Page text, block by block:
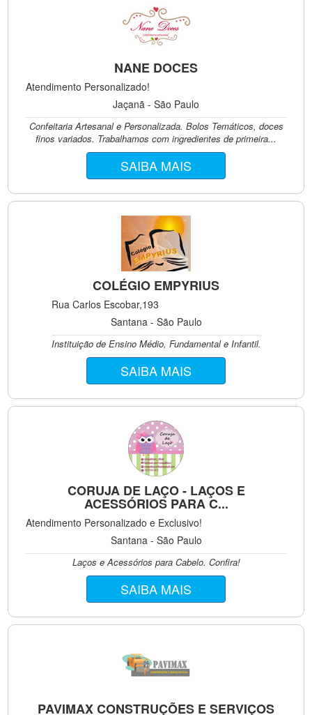
NANE DOCES
Atendimento Personalizado!
Jaçanã - São Paulo
Confeitaria Artesanal e Personalizada. Bolos Temáticos, doces
finos variados. Trabalhamos com ingredientes de primeira...
SAIBA MAIS
COLÉGIO EMPYRIUS
Rua Carlos Escobar,193
Santana - São Paulo
Instituição de Ensino Médio, Fundamental e Infantil.
SAIBA MAIS
CORUJA DE LAÇO - LAÇOS E
ACESSÓRIOS PARA C...
Atendimento Personalizado e Exclusivo!
Santana - São Paulo
Laços e Acessórios para Cabelo. Confira!
SAIBA MAIS
PAVIMAX CONSTRUÇÕES E SERVIÇOS